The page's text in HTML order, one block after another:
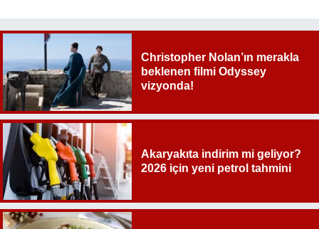
Christopher Nolan’ın merakla
beklenen filmi Odyssey
vizyonda!
Akaryakıta indirim mi geliyor?
2026 için yeni petrol tahmini